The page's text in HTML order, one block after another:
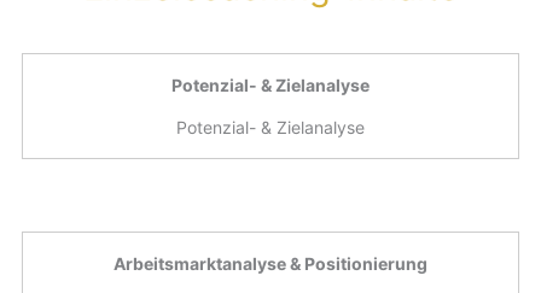
Potenzial- & Zielanalyse
Potenzial- & Zielanalyse
Arbeitsmarktanalyse & Positionierung